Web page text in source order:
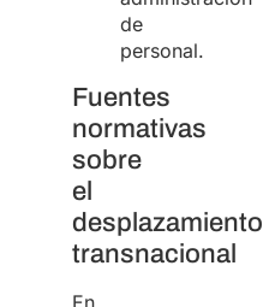
de
personal.
Fuentes
normativas
sobre
el
desplazamiento
transnacional
En